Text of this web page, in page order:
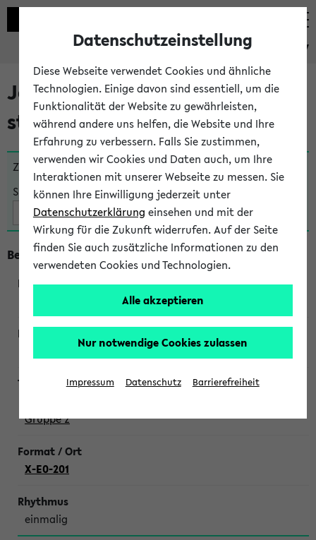
eKVV
Jetzt und in Kürze
stattfindende Veranstaltungen
Zu viele Veranstaltungen?Fakultät wählen
Suche:
Beginn um 8 Uhr
Schweppe
Gruppe 2
X-E0-201
einmalig
Datenschutzeinstellung
Diese Webseite verwendet Cookies und ähnliche
Technologien. Einige davon sind essentiell, um die
Funktionalität der Website zu gewährleisten,
während andere uns helfen, die Website und Ihre
Erfahrung zu verbessern. Falls Sie zustimmen,
verwenden wir Cookies und Daten auch, um Ihre
Interaktionen mit unserer Webseite zu messen. Sie
können Ihre Einwilligung jederzeit unter
Datenschutzerklärung einsehen und mit der
Wirkung für die Zukunft widerrufen. Auf der Seite
finden Sie auch zusätzliche Informationen zu den
verwendeten Cookies und Technologien.
Alle akzeptieren
Nur notwendige Cookies zulassen
Impressum Datenschutz Barrierefreiheit